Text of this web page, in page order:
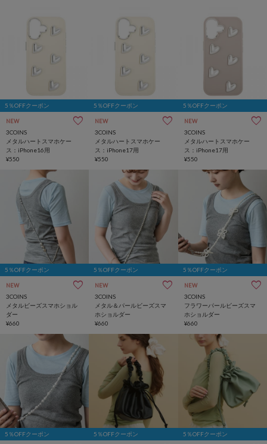
5％OFFクーポン
NEW
3COINS
メタルハートスマホケー
ス：iPhone16用
¥550
5％OFFクーポン
NEW
3COINS
メタルハートスマホケー
ス：iPhone17用
¥550
5％OFFクーポン
NEW
3COINS
メタルハートスマホケー
ス：iPhone17用
¥550
5％OFFクーポン
NEW
3COINS
メタルビーズスマホショル
ダー
¥660
5％OFFクーポン
NEW
3COINS
メタル＆パールビーズスマ
ホショルダー
¥660
5％OFFクーポン
NEW
3COINS
フラワーパールビーズスマ
ホショルダー
¥660
5％OFFクーポン 5％OFFクーポン 5％OFFクーポン